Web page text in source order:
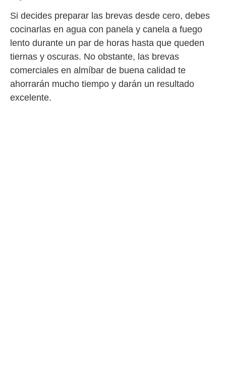
Si decides preparar las brevas desde cero, debes
cocinarlas en agua con panela y canela a fuego
lento durante un par de horas hasta que queden
tiernas y oscuras. No obstante, las brevas
comerciales en almíbar de buena calidad te
ahorrarán mucho tiempo y darán un resultado
excelente.